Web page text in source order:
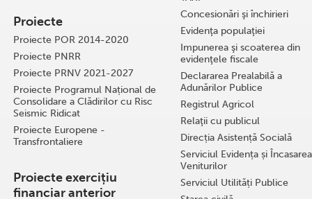
Proiecte
Proiecte POR 2014-2020
Proiecte PNRR
Proiecte PRNV 2021-2027
Proiecte Programul Național de
Consolidare a Clădirilor cu Risc
Seismic Ridicat
Proiecte Europene -
Transfrontaliere
Proiecte exercițiu
financiar anterior
Concesionări şi închirieri
Evidenţa populaţiei
Impunerea şi scoaterea din
evidenţele fiscale
Declararea Prealabilă a
Adunărilor Publice
Registrul Agricol
Relaţii cu publicul
Direcția Asistență Socială
Serviciul Evidența și Încasarea
Veniturilor
Serviciul Utilități Publice